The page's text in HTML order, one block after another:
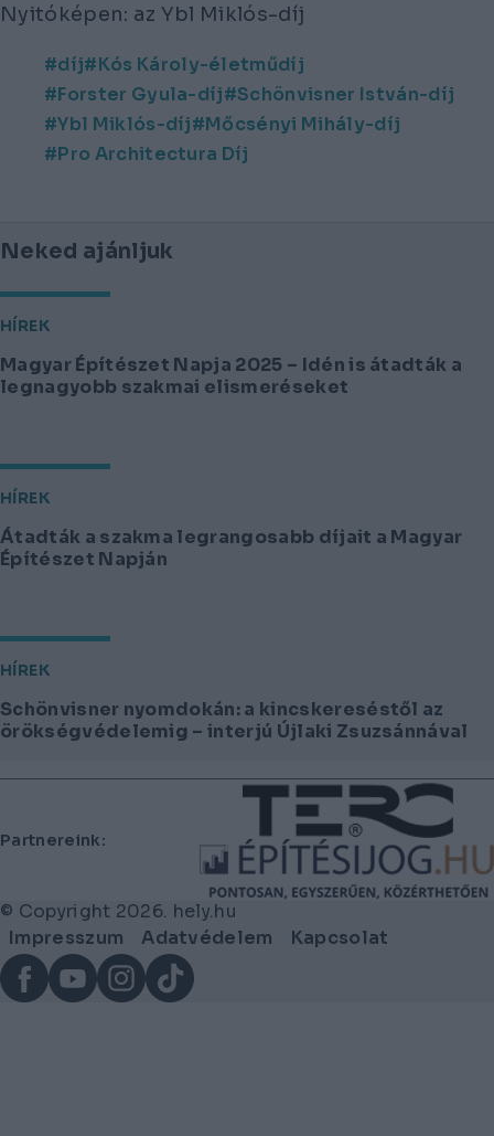
Nyitóképen: az Ybl Miklós-díj
díj
Kós Károly-életműdíj
Forster Gyula-díj
Schönvisner István-díj
Ybl Miklós-díj
Mőcsényi Mihály-díj
Pro Architectura Díj
Neked ajánljuk
HÍREK
Magyar Építészet Napja 2025 – Idén is átadták a
legnagyobb szakmai elismeréseket
HÍREK
Átadták a szakma legrangosabb díjait a Magyar
Építészet Napján
HÍREK
Schönvisner nyomdokán: a kincskereséstől az
örökségvédelemig – interjú Újlaki Zsuzsánnával
Lábléc
Partnereink:
© Copyright 2026. hely.hu
Lábléc
menü
Impresszum Adatvédelem
Kapcsolat
FacebookYouTubeInstagram